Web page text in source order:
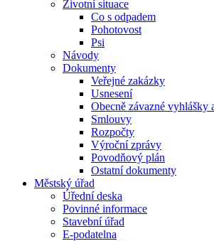
Životní situace
Co s odpadem
Pohotovost
Psi
Návody
Dokumenty
Veřejné zakázky
Usnesení
Obecně závazné vyhlášky
Smlouvy
Rozpočty
Výroční zprávy
Povodňový plán
Ostatní dokumenty
Městský úřad
Úřední deska
Povinné informace
Stavební úřad
E-podatelna